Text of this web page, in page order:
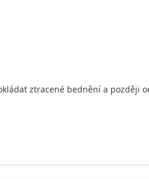
ztracené bednění a později